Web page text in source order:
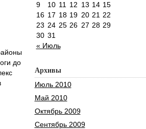
до
« Июль
9
10 11 12 13 14 15
16 17 18 19 20 21 22
23 24 25 26 27 28 29
30 31
Архивы
Июль 2010
Май 2010
Октябрь 2009
Сентябрь 2009